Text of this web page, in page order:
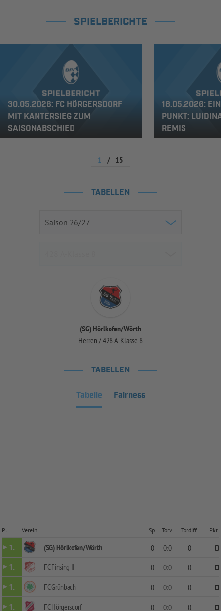
SPIELBERICHTE
30.05.2026: FC HÖRGERSDORF
MIT KANTERSIEG ZUM
SAISONABSCHIED
18.05.2026:
PUNKT:
REMIS
1 / 15
TABELLEN
(SG) Hörlkofen/Wörth
Herren / 428 A-Klasse 8
TABELLEN
Tabelle Fairness
Pl. Verein Sp. Torv. Tordiff. Pkt.
1. (SG) Hörlkofen/Wörth 0 0:0 0
0
1.
FC Finsing II 0 0:0 0
0
1.
FC Grünbach 0 0:0 0
0
1.
FC Hörgersdorf 0 0:0 0
0